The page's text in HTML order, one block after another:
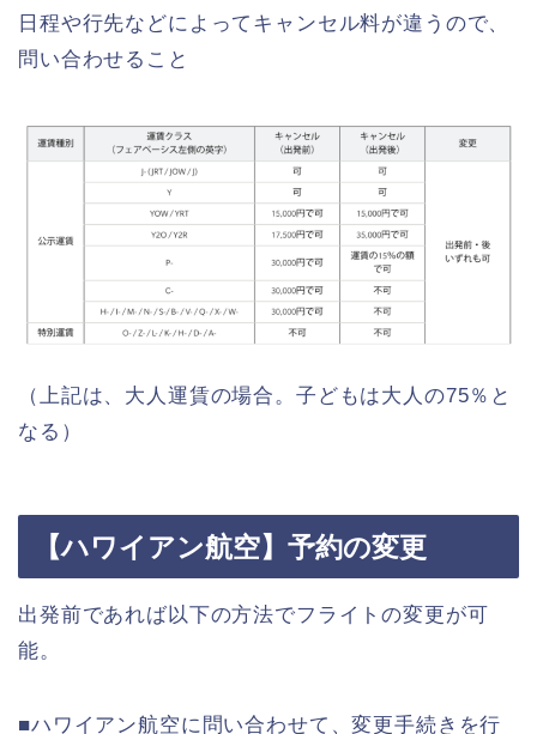
日程や行先などによってキャンセル料が違うので、
問い合わせること
（上記は、大人運賃の場合。子どもは大人の75％と
なる）
【ハワイアン航空】予約の変更
出発前であれば以下の方法でフライトの変更が可
能。
■ハワイアン航空に問い合わせて、変更手続きを行